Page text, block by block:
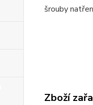
šrouby
Zboží